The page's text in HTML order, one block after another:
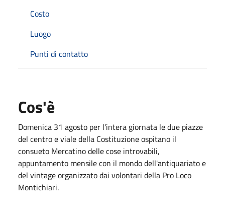
Costo
Luogo
Punti di contatto
Cos'è
Domenica 31 agosto per l'intera giornata le due piazze
del centro e viale della Costituzione ospitano il
consueto Mercatino delle cose introvabili,
appuntamento mensile con il mondo dell'antiquariato e
del vintage organizzato dai volontari della Pro Loco
Montichiari.